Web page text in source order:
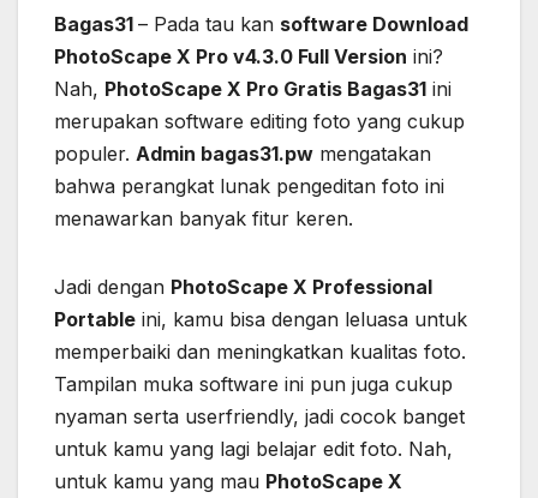
Bagas31 – Pada tau kan software Download
PhotoScape X Pro v4.3.0 Full Version ini?
Nah, PhotoScape X Pro Gratis Bagas31 ini
merupakan software editing foto yang cukup
populer. Admin bagas31.pw mengatakan
bahwa perangkat lunak pengeditan foto ini
menawarkan banyak fitur keren.
Jadi dengan PhotoScape X Professional
Portable ini, kamu bisa dengan leluasa untuk
memperbaiki dan meningkatkan kualitas foto.
Tampilan muka software ini pun juga cukup
nyaman serta userfriendly, jadi cocok banget
untuk kamu yang lagi belajar edit foto. Nah,
untuk kamu yang mau PhotoScape X